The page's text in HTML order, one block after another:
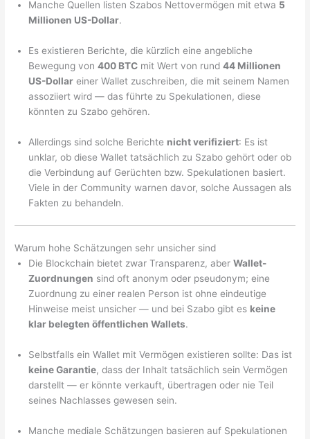
Manche Quellen listen Szabos Nettovermögen mit etwa 5
Millionen US-Dollar.
Es existieren Berichte, die kürzlich eine angebliche
Bewegung von400 BTC mit Wert von rund44 Millionen
US-Dollar einer Wallet zuschreiben, die mit seinem Namen
assoziiert wird — das führte zu Spekulationen, diese
könnten zu Szabo gehören.
Allerdings sind solche Berichte nicht verifiziert: Es ist
unklar, ob diese Wallet tatsächlich zu Szabo gehört oder ob
die Verbindung auf Gerüchten bzw. Spekulationen basiert.
Viele in der Community warnen davor, solche Aussagen als
Fakten zu behandeln.
Warum hohe Schätzungen sehr unsicher sind
Die Blockchain bietet zwar Transparenz, aberWallet-
Zuordnungen sind oft anonym oder pseudonym; eine
Zuordnung zu einer realen Person ist ohne eindeutige
Hinweise meist unsicher — und bei Szabo gibt es keine
klar belegten öffentlichen Wallets.
Selbstfalls ein Wallet mit Vermögen existieren sollte: Das ist
keine Garantie, dass der Inhalt tatsächlich sein Vermögen
darstellt — er könnte verkauft, übertragen oder nie Teil
seines Nachlasses gewesen sein.
Manche mediale Schätzungen basieren auf Spekulationen